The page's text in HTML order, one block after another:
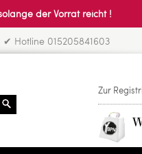
der Vorrat reicht !
✔ Hotline 015205841603
Zur